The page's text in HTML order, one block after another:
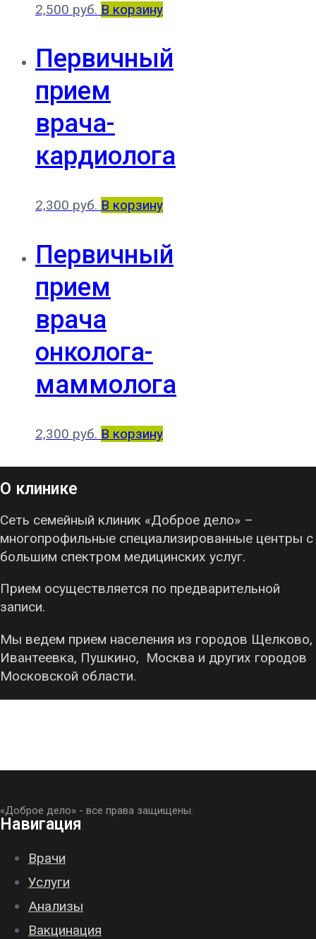
2,500 руб. В корзину
Первичный
прием
врача-
кардиолога
2,300 руб. В корзину
Первичный
прием
врача
онколога-
маммолога
2,300 руб. В корзину
О клинике
Сеть семейный клиник «Доброе дело» –
многопрофильные специализированные центры с
большим спектром медицинских услуг.
Прием осуществляется по предварительной
записи.
Мы ведем прием населения из городов Щелково,
Ивантеевка, Пушкино, Москва и других городов
Московской области.
«Доброе дело» - все права защищены.
Навигация
Врачи
Услуги
Анализы
Вакцинация